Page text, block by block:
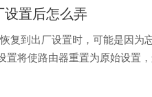
置后怎么弄
复到出厂设置时，可能是因为
置将使路由器重置为原始设置